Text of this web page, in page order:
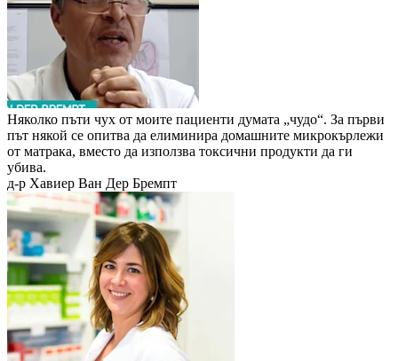
Няколко пъти чух от моите пациенти думата „чудо“. За първи
път някой се опитва да елиминира домашните микрокърлежи
от матрака, вместо да използва токсични продукти да ги
убива.
д-р Хавиер Ван Дер Бремпт